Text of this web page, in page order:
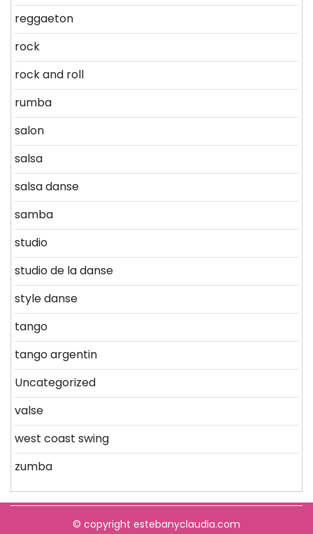
reggaeton
rock
rock and roll
rumba
salon
salsa
salsa danse
samba
studio
studio de la danse
style danse
tango
tango argentin
Uncategorized
valse
west coast swing
zumba
© copyright estebanyclaudia.com